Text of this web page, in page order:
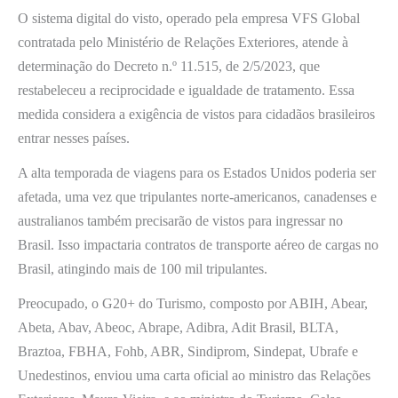
O sistema digital do visto, operado pela empresa VFS Global
contratada pelo Ministério de Relações Exteriores, atende à
determinação do Decreto n.º 11.515, de 2/5/2023, que
restabeleceu a reciprocidade e igualdade de tratamento. Essa
medida considera a exigência de vistos para cidadãos brasileiros
entrar nesses países.
A alta temporada de viagens para os Estados Unidos poderia ser
afetada, uma vez que tripulantes norte-americanos, canadenses e
australianos também precisarão de vistos para ingressar no
Brasil. Isso impactaria contratos de transporte aéreo de cargas no
Brasil, atingindo mais de 100 mil tripulantes.
Preocupado, o G20+ do Turismo, composto por ABIH, Abear,
Abeta, Abav, Abeoc, Abrape, Adibra, Adit Brasil, BLTA,
Braztoa, FBHA, Fohb, ABR, Sindiprom, Sindepat, Ubrafe e
Unedestinos, enviou uma carta oficial ao ministro das Relações